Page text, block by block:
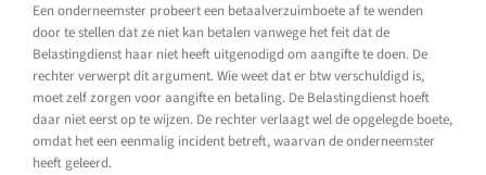
Een onderneemster probeert een betaalverzuimboete af te wenden
door te stellen dat ze niet kan betalen vanwege het feit dat de
Belastingdienst haar niet heeft uitgenodigd om aangifte te doen. De
rechter verwerpt dit argument. Wie weet dat er btw verschuldigd is,
moet zelf zorgen voor aangifte en betaling. De Belastingdienst hoeft
daar niet eerst op te wijzen. De rechter verlaagt wel de opgelegde boete,
omdat het een eenmalig incident betreft, waarvan de onderneemster
heeft geleerd.